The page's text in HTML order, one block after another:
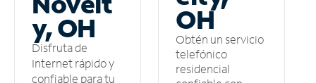
y, OH
Disfruta de
Internet rápido y
confiable para tu
OH
Obtén un servicio
telefónico
residencial